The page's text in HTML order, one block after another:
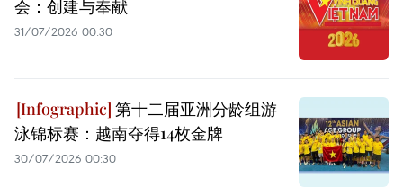
会：创建与奉献
31/07/2026 00:30
第十二届亚洲分龄组游
泳锦标赛：越南夺得14枚金牌
30/07/2026 00:30